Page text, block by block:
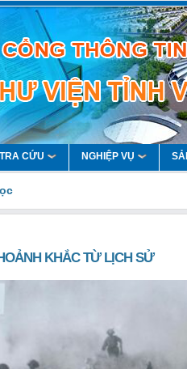
TRA CỨU NGHIỆP VỤ
KHẮC TỪ LỊCH SỬ